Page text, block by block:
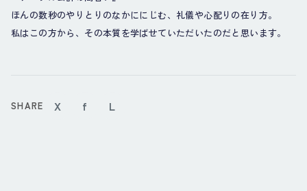
ほんの数秒のやりとりのなかににじむ、礼儀や心配りの在り方。
私はこの方から、その本質を学ばせていただいたのだと思います。
SHARE X f L